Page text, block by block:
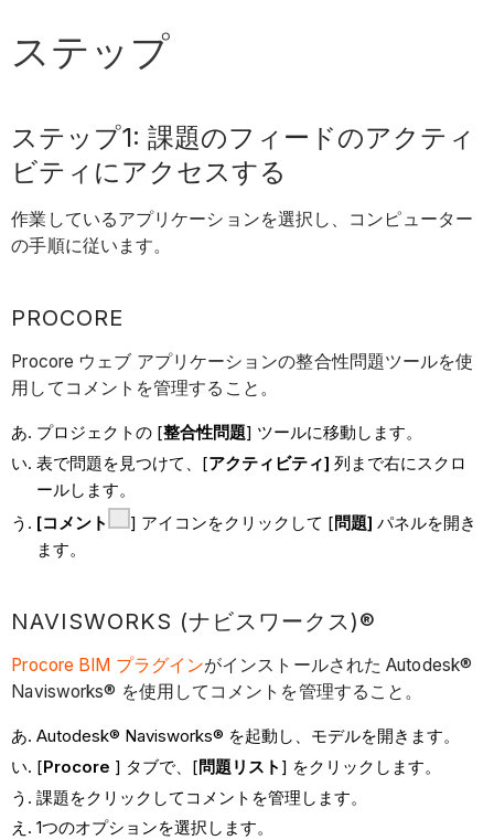
ステップ
ステップ1: 課題のフィードのアクティ
ビティにアクセスする
作業しているアプリケーションを選択し、コンピューター
の手順に従います。
PROCORE
Procore ウェブ アプリケーションの整合性問題ツールを使
用してコメントを管理すること。
プロジェクトの [整合性問題] ツールに移動します。
表で問題を見つけて、[アクティビティ] 列まで右にスクロ
ールします。
[コメント
] アイコンをクリックして [問題] パネルを開き
ます。
NAVISWORKS (ナビスワークス)®
Procore BIM プラグインがインストールされた Autodesk®
Navisworks® を使用してコメントを管理すること。
Autodesk® Navisworks® を起動し、モデルを開きます。
[Procore ] タブで、[問題リスト ] をクリックします。
課題をクリックしてコメントを管理します。
1つのオプションを選択します。